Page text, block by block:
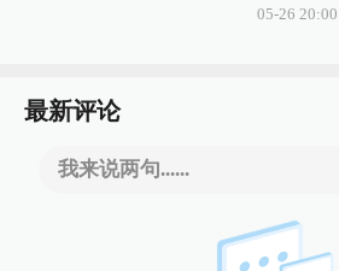
05-26 20:00
最新评论
我来说两句......